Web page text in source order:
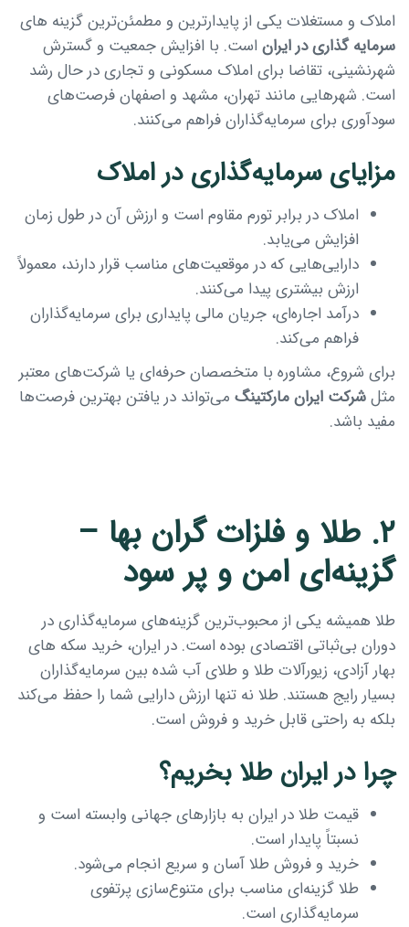
Type and hit enter
املاک و مستغلات یکی از پایدارترین و مطمئن‌ترین گزینه های
سرمایه گذاری در ایران است. با افزایش جمعیت و گسترش
شهرنشینی، تقاضا برای املاک مسکونی و تجاری در حال رشد
است. شهرهایی مانند تهران، مشهد و اصفهان فرصت‌های
سودآوری برای سرمایه‌گذاران فراهم می‌کنند.
مزایای سرمایه‌گذاری در املاک
املاک در برابر تورم مقاوم است و ارزش آن در طول زمان
افزایش می‌یابد.
دارایی‌هایی که در موقعیت‌های مناسب قرار دارند، معمولاً
ارزش بیشتری پیدا می‌کنند.
درآمد اجاره‌ای، جریان مالی پایداری برای سرمایه‌گذاران
فراهم می‌کند.
برای شروع، مشاوره با متخصصان حرفه‌ای یا شرکت‌های معتبر
مثلشرکت ایران مارکتینگ می‌تواند در یافتن بهترین فرصت‌ها
مفید باشد.
۲. طلا و فلزات گران بها –
گزینه‌ای امن و پر سود
طلا همیشه یکی از محبوب‌ترین گزینه‌های سرمایه‌گذاری در
دوران بی‌ثباتی اقتصادی بوده است. در ایران، خرید سکه های
بهار آزادی، زیورآلات طلا و طلای آب شده بین سرمایه‌گذاران
بسیار رایج هستند. طلا نه تنها ارزش دارایی شما را حفظ می‌کند
بلکه به راحتی قابل خرید و فروش است.
چرا در ایران طلا بخریم؟
قیمت طلا در ایران به بازارهای جهانی وابسته است و
نسبتاً پایدار است.
خرید و فروش طلا آسان و سریع انجام می‌شود.
طلا گزینه‌ای مناسب برای متنوع‌سازی پرتفوی
سرمایه‌گذاری است.